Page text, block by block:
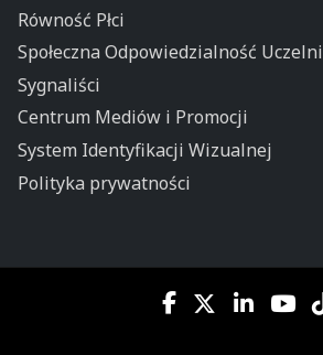
Równość Płci
Społeczna Odpowiedzialność Uczelni
Sygnaliści
Centrum Mediów i Promocji
System Identyfikacji Wizualnej
Polityka prywatności